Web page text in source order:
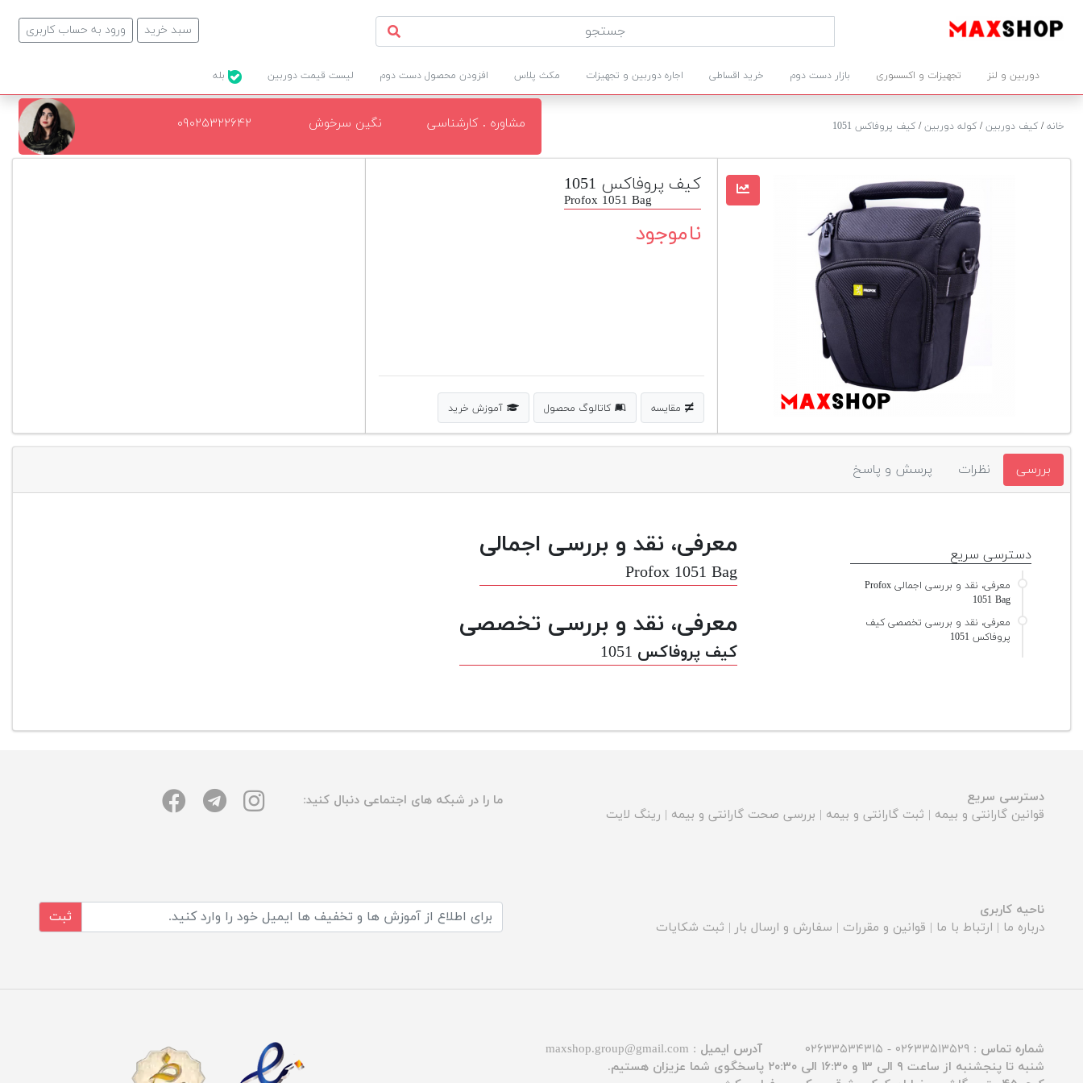
ورود به حساب کاربری سبد خرید
دوربین و لنز تجهیزات و اکسسوری بازار دست دوم خرید اقساطی اجاره دوربین و تجهیزات مکث پلاس افزودن محصول دست دوم لیست قیمت دوربین
خانه/ کیف دوربین/ کوله دوربین/ کیف پروفاکس 1051 مشاوره . کارشناسی نگین سرخوش ۰۹۰۲۵۳۲۲۶۴۲
کیف پروفاکس 1051
Profox 1051 Bag
ناموجود
مقایسه کاتالوگ محصول آموزش خرید
بررسی نظرات پرسش و پاسخ
معرفی، نقد و بررسی اجمالی
Profox 1051 Bag
معرفی، نقد و بررسی تخصصی
کیف پروفاکس 1051
دسترسی سریع
معرفی، نقد و بررسی اجمالی Profox
1051 Bag
معرفی، نقد و بررسی تخصصی کیف
پروفاکس 1051
دسترسی سریع
قوانین گارانتی و بیمه | ثبت گارانتی و بیمه | بررسی صحت گارانتی و بیمه | رینگ لایت
ما را در شبکه های اجتماعی دنبال کنید:
ناحیه کاربری
درباره ما | ارتباط با ما | قوانین و مقررات | سفارش و ارسال بار | ثبت شکایات
ثبت
شماره تماس : ۰۲۶۳۳۵۱۳۵۲۹ - ۰۲۶۳۳۵۳۴۳۱۵ آدرس ایمیل : maxshop.group@gmail.com
شنبه تا پنجشنبه از ساعت ۹ الی ۱۳ و ۱۶:۳۰ الی ۲۰:۳۰ پاسخگوی شما عزیزان هستیم.